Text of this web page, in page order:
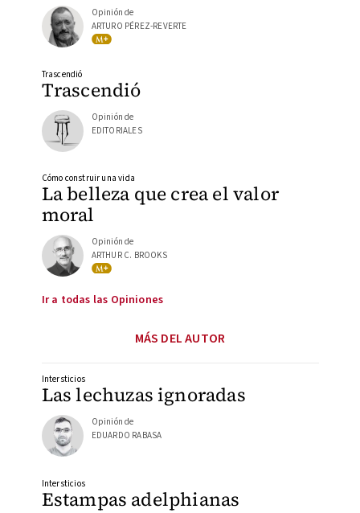
Opinión de
ARTURO PÉREZ-REVERTE
Trascendió
Trascendió
Opinión de
EDITORIALES
La belleza que crea el valor
moral
Cómo construir una vida
Opinión de
ARTHUR C. BROOKS
Ir a todas las Opiniones
MÁS DEL AUTOR
Las lechuzas ignoradas
Intersticios
Opinión de
EDUARDO RABASA
Estampas adelphianas
Intersticios